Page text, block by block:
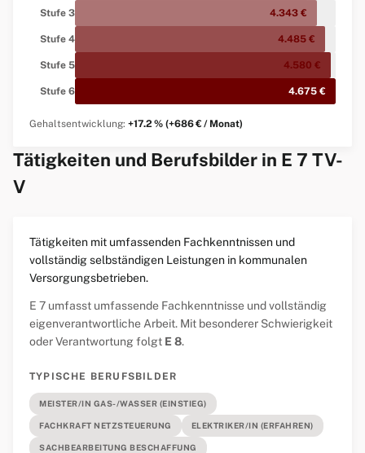
Stufe 3 4.343 €
Stufe 4 4.485 €
Stufe 5 4.580 €
Stufe 6 4.675 €
Gehaltsentwicklung: +17.2 % (+686 € / Monat)
Tätigkeiten und Berufsbilder in E 7 TV-
V
Tätigkeiten mit umfassenden Fachkenntnissen und
vollständig selbständigen Leistungen in kommunalen
Versorgungsbetrieben.
E 7 umfasst umfassende Fachkenntnisse und vollständig
eigenverantwortliche Arbeit. Mit besonderer Schwierigkeit
oder Verantwortung folgt E 8.
TYPISCHE BERUFSBILDER
MEISTER/IN GAS-/WASSER (EINSTIEG)
FACHKRAFT NETZSTEUERUNG ELEKTRIKER/IN (ERFAHREN)
SACHBEARBEITUNG BESCHAFFUNG